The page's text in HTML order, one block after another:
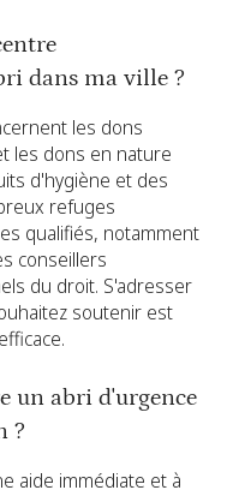
dans ma ville ?
les dons
les dons en nature
d'hygiène et des
refuges
qualifiés, notamment
conseillers
du droit. S'adresser
soutenir est
un abri d'urgence
?
aide immédiate et à